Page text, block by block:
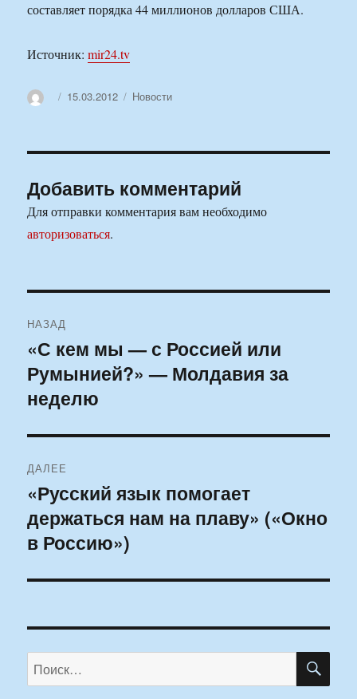
составляет порядка 44 миллионов долларов США.
Источник:mir24.tv
АвторОпубликовано
15.03.2012 Рубрики
Новости
Добавить комментарий
Для отправки комментария вам необходимо
авторизоваться.
по
записям
НАЗАД
Предыдущая
запись:
«С кем мы — с Россией или
Румынией?» — Молдавия за
неделю
ДАЛЕЕ
Следующая
запись:
«Русский язык помогает
держаться нам на плаву» («Окно
в Россию»)
Искать: